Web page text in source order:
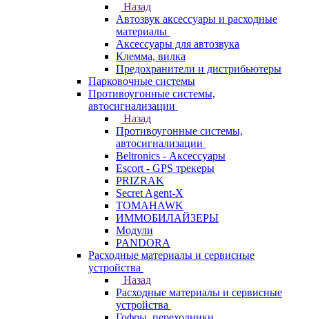
Назад
Автозвук аксессуары и расходные
материалы
Аксессуары для автозвука
Клемма, вилка
Предохранители и дистрибьютеры
Парковочные системы
Противоугонные системы,
автосигнализации
Назад
Противоугонные системы,
автосигнализации
Beltronics - Аксессуары
Escort - GPS трекеры
PRIZRAK
Secret Agent-X
TOMAHAWK
ИММОБИЛАЙЗЕРЫ
Модули
PANDORA
Расходные материалы и сервисные
устройства
Назад
Расходные материалы и сервисные
устройства